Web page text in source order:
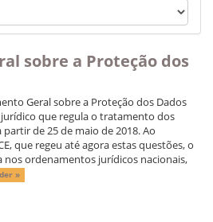
-
/
u
t
h
e
l
sobre a Proteção dos
Geral sobre a Proteção dos Dados
que regula o tratamento dos
de 25 de maio de 2018. Ao
que regeu até agora estas questões, o
nos ordenamentos jurídicos nacionais,
»